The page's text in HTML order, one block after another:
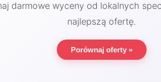
darmowe wyceny od lokalnych
najlepszą ofertę.
Porównaj oferty »